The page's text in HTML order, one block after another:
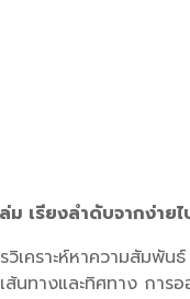
เรียงลำดับจากง่ายไ
คราะห์หาความสัมพัน
นทางและทิศทาง การ